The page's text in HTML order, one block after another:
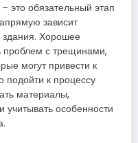
это обязательный этап
зависит
здания. Хорошее
проблем с трещинами,
могут привести к
к процессу
материалы,
особенности